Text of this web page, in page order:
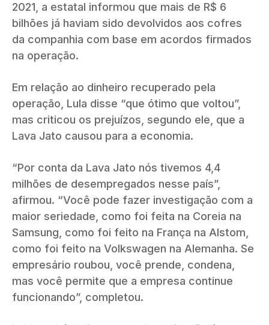
2021, a estatal informou que mais de R$ 6
bilhões já haviam sido devolvidos aos cofres
da companhia com base em acordos firmados
na operação.
Em relação ao dinheiro recuperado pela
operação, Lula disse “que ótimo que voltou”,
mas criticou os prejuízos, segundo ele, que a
Lava Jato causou para a economia.
“Por conta da Lava Jato nós tivemos 4,4
milhões de desempregados nesse país”,
afirmou. “Você pode fazer investigação com a
maior seriedade, como foi feita na Coreia na
Samsung, como foi feito na França na Alstom,
como foi feito na Volkswagen na Alemanha. Se
empresário roubou, você prende, condena,
mas você permite que a empresa continue
funcionando”, completou.